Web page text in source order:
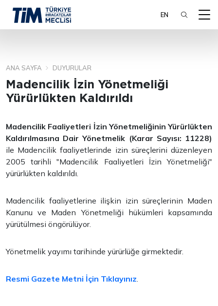
EN
ANA SAYFA DUYURULAR
Madencilik İzin Yönetmeliği
Yürürlükten Kaldırıldı
Madencilik Faaliyetleri İzin Yönetmeliğinin Yürürlükten
Kaldırılmasına Dair Yönetmelik (Karar Sayısı: 11228)
ile Madencilik faaliyetlerinde izin süreçlerini düzenleyen
2005 tarihli "Madencilik Faaliyetleri İzin Yönetmeliği"
yürürlükten kaldırıldı.
Madencilik faaliyetlerine ilişkin izin süreçlerinin Maden
Kanunu ve Maden Yönetmeliği hükümleri kapsamında
yürütülmesi öngörülüyor.
Yönetmelik yayımı tarihinde yürürlüğe girmektedir.
Resmi Gazete Metni İçin Tıklayınız.